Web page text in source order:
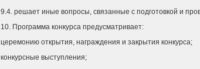
9.4. решает иные вопросы, связанные с подготовкой и
10. Программа конкурса предусматривает:
церемонию открытия, награждения и закрытия конкурса;
конкурсные выступления;